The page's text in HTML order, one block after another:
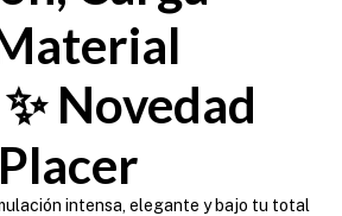
Novedad
intensa, elegante y bajo tu total